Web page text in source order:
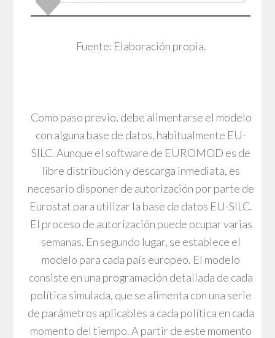
Fuente: Elaboración propia.
Como paso previo, debe alimentarse el modelo
con alguna base de datos, habitualmente EU-
SILC. Aunque el software de EUROMOD es de
libre distribución y descarga inmediata, es
necesario disponer de autorización por parte de
Eurostat para utilizar la base de datos EU-SILC.
El proceso de autorización puede ocupar varias
semanas. En segundo lugar, se establece el
modelo para cada país europeo. El modelo
consiste en una programación detallada de cada
política simulada, que se alimenta con una serie
de parámetros aplicables a cada política en cada
momento del tiempo. A partir de este momento